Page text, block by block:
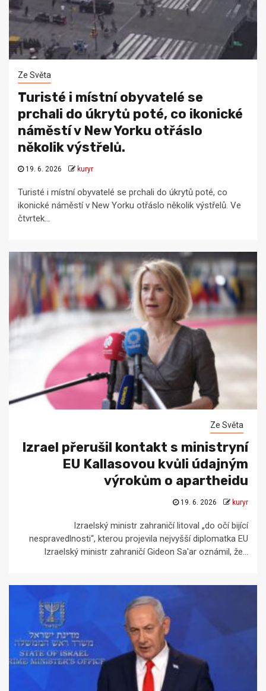
Ze Světa
Turisté i místní obyvatelé se
prchali do úkrytů poté, co ikonické
náměstí v New Yorku otřáslo
několik výstřelů.
19. 6. 2026 kuryr
Turisté i místní obyvatelé se prchali do úkrytů poté, co
ikonické náměstí v New Yorku otřáslo několik výstřelů. Ve
čtvrtek...
Ze Světa
Izrael přerušil kontakt s ministryní
EU Kallasovou kvůli údajným
výrokům o apartheidu
19. 6. 2026 kuryr
Izraelský ministr zahraničí litoval „do očí bijící
nespravedlnosti“, kterou projevila nejvyšší diplomatka EU
Izraelský ministr zahraničí Gideon Sa'ar oznámil, že...